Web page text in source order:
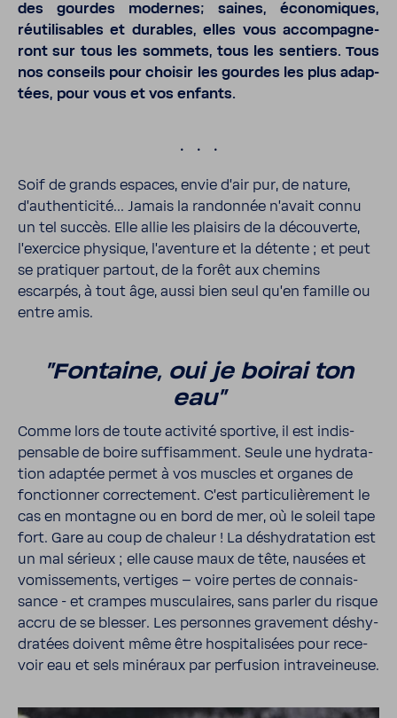
des gourdes modernes; saines, écono­miques,
réuti­li­sables et durables, elles vous accom­pa­gne­
ront sur tous les sommets, tous les sentiers. Tous
nos conseils pour choisir les gourdes les plus adap­
tées, pour vous et vos enfants.
.
Soif de grands espaces, envie d'air pur, de nature,
d'au­then­ti­cité... Jamais la randonnée n'avait connu
un tel succès. Elle allie les plai­sirs de la décou­verte,
l'exer­cice physique, l'aven­ture et la détente ; et peut
se prati­quer partout, de la forêt aux chemins
escarpés, à tout âge, aussi bien seul qu'en famille ou
entre amis.
"Fontaine, oui je boirai ton
eau"
Comme lors de toute acti­vité spor­tive, il est indis­
pen­sable de boire suffi­sam­ment. Seule une hydra­ta­
tion adaptée permet à vos muscles et organes de
fonc­tionner correc­te­ment. C'est parti­cu­liè­re­ment le
cas en montagne ou en bord de mer, où le soleil tape
fort. Gare au coup de chaleur ! La déshy­dra­ta­tion est
un mal sérieux ; elle cause maux de tête, nausées et
vomis­se­ments, vertiges – voire pertes de connais­
sance - et crampes muscu­laires, sans parler du risque
accru de se blesser. Les personnes grave­ment déshy­
dra­tées doivent même être hospi­ta­li­sées pour rece­
voir eau et sels miné­raux par perfu­sion intra­vei­neuse.